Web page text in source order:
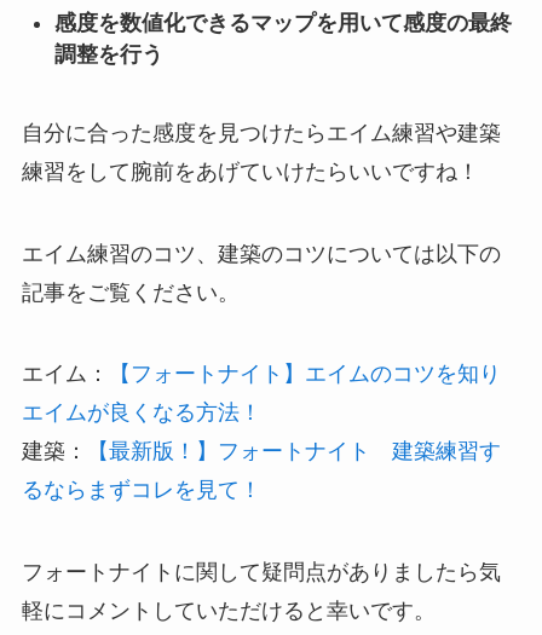
感度を数値化できるマップを用いて感度の最終
調整を行う
自分に合った感度を見つけたらエイム練習や建築
練習をして腕前をあげていけたらいいですね！
エイム練習のコツ、建築のコツについては以下の
記事をご覧ください。
エイム：
【フォートナイト】エイムのコツを知り
エイムが良くなる方法！
建築：
【最新版！】フォートナイト 建築練習す
るならまずコレを見て！
フォートナイトに関して疑問点がありましたら気
軽にコメントしていただけると幸いです。